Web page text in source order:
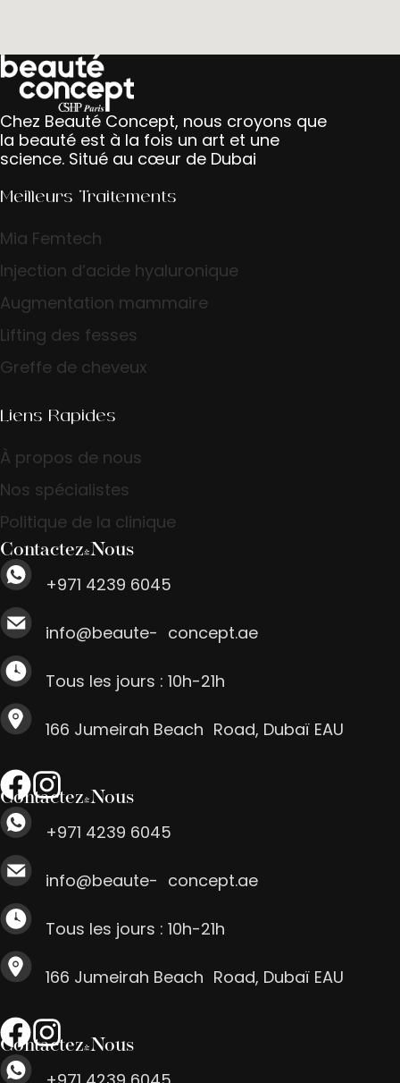
Chez Beauté Concept, nous croyons que
la beauté est à la fois un art et une
science. Situé au cœur de Dubai
Meilleurs Traitements
Mia Femtech
Injection d’acide hyaluronique
Augmentation mammaire
Lifting des fesses
Greffe de cheveux
Liens Rapides
À propos de nous
Nos spécialistes
Politique de la clinique
Contactez-Nous
+971 4239 6045
info@beaute- concept.ae
Tous les jours : 10h-21h
166 Jumeirah Beach Road, Dubaï EAU
Contactez-Nous
+971 4239 6045
info@beaute- concept.ae
Tous les jours : 10h-21h
166 Jumeirah Beach Road, Dubaï EAU
Contactez-Nous